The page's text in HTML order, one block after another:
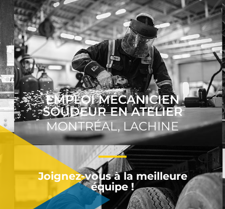
EMPLOI MÉCANICIEN
SOUDEUR EN ATELIER
MONTRÉAL, LACHINE
Joignez-vous à la meilleure
équipe !